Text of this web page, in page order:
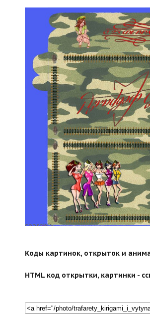
search">
Коды картинок, открыток и
HTML код открытки, картинки -